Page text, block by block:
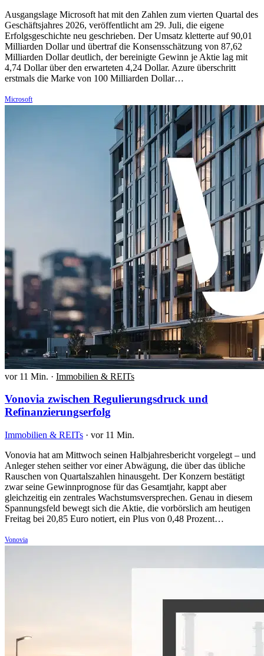
Ausgangslage Microsoft hat mit den Zahlen zum vierten Quartal des
Geschäftsjahres 2026, veröffentlicht am 29. Juli, die eigene
Erfolgsgeschichte neu geschrieben. Der Umsatz kletterte auf 90,01
Milliarden Dollar und übertraf die Konsensschätzung von 87,62
Milliarden Dollar deutlich, der bereinigte Gewinn je Aktie lag mit
4,74 Dollar über den erwarteten 4,24 Dollar. Azure überschritt
erstmals die Marke von 100 Milliarden Dollar…
Microsoft
vor 11 Min. · Immobilien & REITs
Vonovia zwischen Regulierungsdruck und
Refinanzierungserfolg
Immobilien & REITs · vor 11 Min.
Vonovia hat am Mittwoch seinen Halbjahresbericht vorgelegt – und
Anleger stehen seither vor einer Abwägung, die über das übliche
Rauschen von Quartalszahlen hinausgeht. Der Konzern bestätigt
zwar seine Gewinnprognose für das Gesamtjahr, kappt aber
gleichzeitig ein zentrales Wachstumsversprechen. Genau in diesem
Spannungsfeld bewegt sich die Aktie, die vorbörslich am heutigen
Freitag bei 20,85 Euro notiert, ein Plus von 0,48 Prozent…
Vonovia